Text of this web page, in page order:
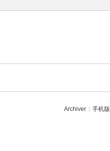
Archiver 手机版